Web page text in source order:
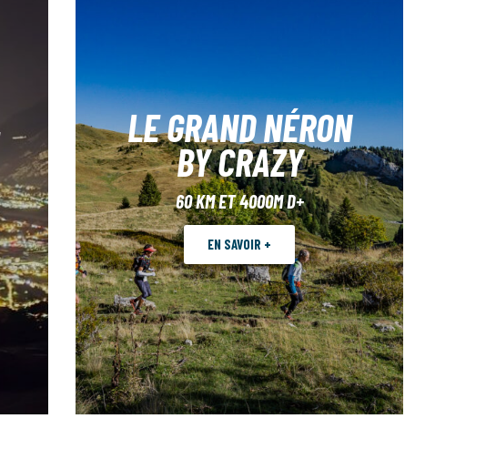
LE GRAND NÉRON
BY CRAZY
60 KM ET 4000M D+
EN SAVOIR +